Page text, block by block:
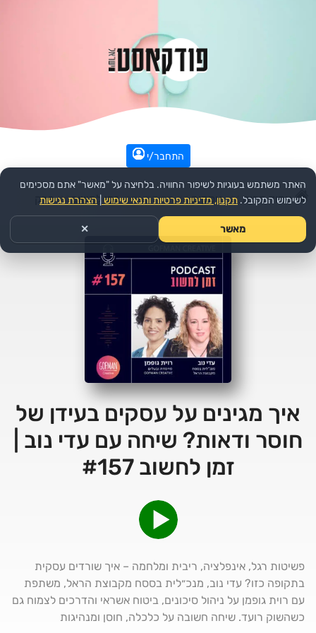
התחבר/י
עמוד הבית >> עסקים >>הפודקאסט: זמן לחשוב >>פרק
איך מגינים על עסקים בעידן של
חוסר ודאות? שיחה עם עדי נוב |
זמן לחשוב #157
פשיטות רגל, אינפלציה, ריבית ומלחמה – איך שורדים עסקית
בתקופה כזו? עדי נוב, מנכ״לית בססח מקבוצת הראל, משתפת
עם רוית גופמן על ניהול סיכונים, ביטוח אשראי והדרכים לצמוח גם
כשהשוק רועד. שיחה חשובה על כלכלה, חוסן ומנהיגות
האתר משתמש בעוגיות לשיפור החוויה. בלחיצה על "מאשר" אתם מסכימים
לשימוש המקובל. תקנון, מדיניות פרטיות ותנאי שימוש הצהרת נגישות
מאשר ✕